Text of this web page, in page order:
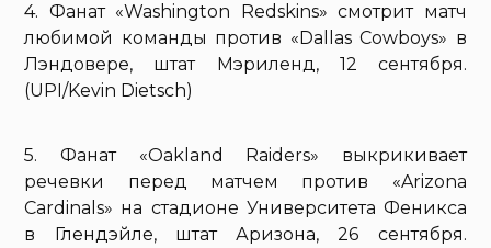
4. Фанат «Washington Redskins» смотрит матч
любимой команды против «Dallas Cowboys» в
Лэндовере, штат Мэриленд, 12 сентября.
(UPI/Kevin Dietsch)
5. Фанат «Oakland Raiders» выкрикивает
речевки перед матчем против «Arizona
Cardinals» на стадионе Университета Феникса
в Глендэйле, штат Аризона, 26 сентября.